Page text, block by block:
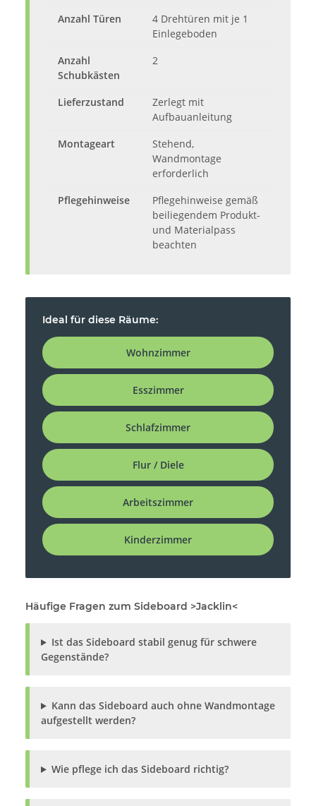
Anzahl Türen
4 Drehtüren mit je 1
Einlegeboden
Anzahl
Schubkästen
2
Lieferzustand
Zerlegt mit
Aufbauanleitung
Montageart
Stehend,
Wandmontage
erforderlich
Pflegehinweise
Pflegehinweise gemäß
beiliegendem Produkt-
und Materialpass
beachten
Ideal für diese Räume:
Wohnzimmer
Esszimmer
Schlafzimmer
Flur / Diele
Arbeitszimmer
Kinderzimmer
Häufige Fragen zum Sideboard >Jacklin<
Ist das Sideboard stabil genug für schwere
Gegenstände?
Kann das Sideboard auch ohne Wandmontage
aufgestellt werden?
Wie pflege ich das Sideboard richtig?